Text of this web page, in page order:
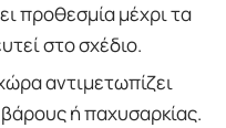
προθεσμία μέχρι τα
στο σχέδιο.
αντιμετωπίζει
ή παχυσαρκίας.